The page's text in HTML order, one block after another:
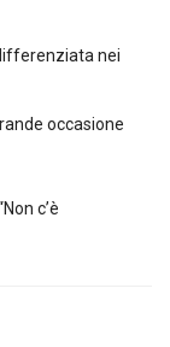
nei
occasione
c’è